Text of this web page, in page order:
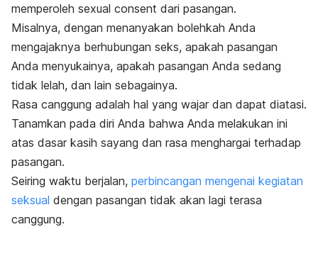
memperoleh sexual consent dari pasangan.
Misalnya, dengan menanyakan bolehkah Anda
mengajaknya berhubungan seks, apakah pasangan
Anda menyukainya, apakah pasangan Anda sedang
tidak lelah, dan lain sebagainya.
Rasa canggung adalah hal yang wajar dan dapat diatasi.
Tanamkan pada diri Anda bahwa Anda melakukan ini
atas dasar kasih sayang dan rasa menghargai terhadap
pasangan.
Seiring waktu berjalan, perbincangan mengenai kegiatan
seksual dengan pasangan tidak akan lagi terasa
canggung.